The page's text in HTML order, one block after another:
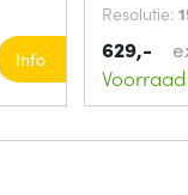
Info
Resolutie:
629,-
Voorraad